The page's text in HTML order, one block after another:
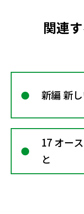
関連
新編 新
17 オー
と